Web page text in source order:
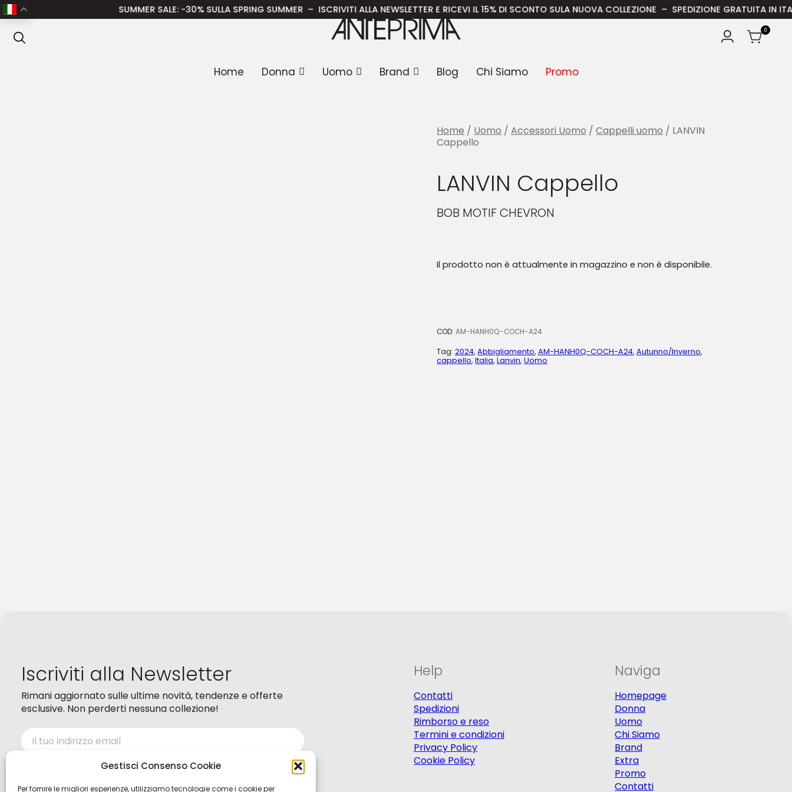
Gestisci Consenso Cookie
Per fornire le migliori esperienze, utilizziamo tecnologie come i cookie per
SUMMER SALE: -30% SULLA SPRING SUMMER – ISCRIVITI ALLA NEWSLETTER E RICEVI IL 15% DI SCONTO SULA NUOVA COLLEZIONE – SPEDIZIONE GRATUITA IN ITALIA
0
Home Donna Uomo Brand Blog Chi Siamo Promo
Home Accessori Uomo/Cappelli uomo/ LANVIN Cappello
Home / Uomo /Accessori Uomo /Cappelli uomo / LANVIN
Cappello
LANVIN Cappello
BOB MOTIF CHEVRON
Il prodotto non è attualmente in magazzino e non è disponibile.
COD:AM-HANH0Q-COCH-A24
Tag:2024,Abbigliamento,AM-HANH0Q-COCH-A24,Autunno/Inverno,
cappello,Italia,Lanvin,Uomo
Iscriviti alla Newsletter
Rimani aggiornato sulle ultime novità, tendenze e offerte
esclusive. Non perderti nessuna collezione!
Ho letto ed accetto i termini della Privacy policy
Help
Contatti
Spedizioni
Rimborso e reso
Termini e condizioni
Privacy Policy
Cookie Policy
Naviga
Homepage
Donna
Uomo
Chi Siamo
Brand
Extra
Promo
Contatti